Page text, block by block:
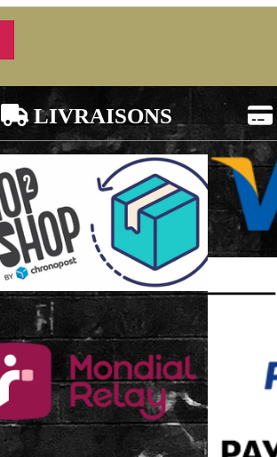
 LIVRAISONS 